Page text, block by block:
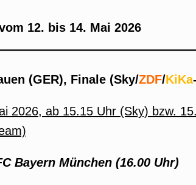
12. bis 14. Mai 2026
(GER), Finale (Sky/ZDF/KiKa
2026, ab 15.15 Uhr (Sky) bzw.
Bayern München (16.00 Uhr)